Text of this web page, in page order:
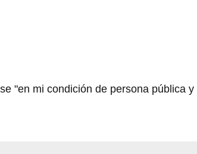
"en mi condición de persona pública